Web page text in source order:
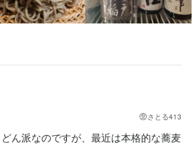
さとる413
ん派なのですが、最近は本格的な蕎麦